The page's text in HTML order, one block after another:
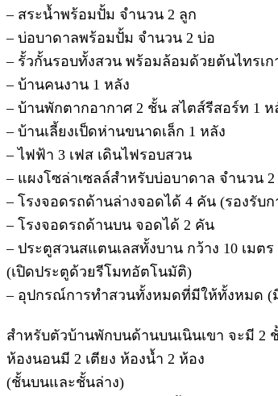
– สระน้ำพร้อมปั้ม จำนวน 2 ลูก
– บ่อบาดาลพร้อมปั้ม จำนวน 2 บ่อ
– รั้วกั้นรอบทั้งสวน พร้อมล้อมด้วยต้นไทรเก
– บ้านคนงาน 1 หลัง
– บ้านพักตากอากาศ 2 ชั้น สไตส์รีสอร์ท 1 ห
– บ้านเลี้ยงเป็ดห่านขนาดเล็ก 1 หลัง
– ไฟฟ้า 3 เฟส เดินไฟรอบสวน
– แผงโซล่าเซลล์สำหรับบ่อบาดาล จำนวน 2
– โรงจอดรถด้านล่างจอดได้ 4 คัน (รองรับ
– โรงจอดรถด้านบน จอดได้ 2 คัน
– ประตูสวนสแตนเลสทั้งบาน กว้าง 10 เมตร
(เปิดประตูด้วยรีโมทอัตโนมัติ)
– อุปกรณ์การทำสวนทั้งหมดที่มีให้ทั้งหมด (
สำหรับตัวบ้านพักบนด้านบนเนินเขา จะมี 2
ห้องนอนมี 2 เตียง ห้องน้ำ 2 ห้อง
(ชั้นบนและชั้นล่าง)